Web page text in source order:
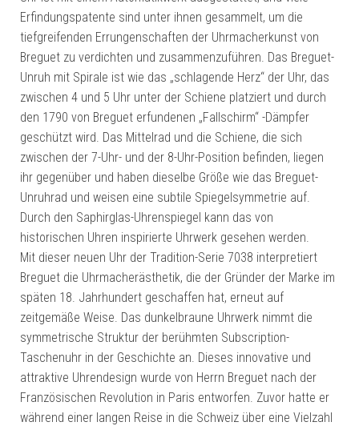
Erfindungspatente sind unter ihnen gesammelt, um die
tiefgreifenden Errungenschaften der Uhrmacherkunst von
Breguet zu verdichten und zusammenzuführen. Das Breguet-
Unruh mit Spirale ist wie das „schlagende Herz“ der Uhr, das
zwischen 4 und 5 Uhr unter der Schiene platziert und durch
den 1790 von Breguet erfundenen „Fallschirm“ -Dämpfer
geschützt wird. Das Mittelrad und die Schiene, die sich
zwischen der 7-Uhr- und der 8-Uhr-Position befinden, liegen
ihr gegenüber und haben dieselbe Größe wie das Breguet-
Unruhrad und weisen eine subtile Spiegelsymmetrie auf.
Durch den Saphirglas-Uhrenspiegel kann das von
historischen Uhren inspirierte Uhrwerk gesehen werden.
Mit dieser neuen Uhr der Tradition-Serie 7038 interpretiert
Breguet die Uhrmacherästhetik, die der Gründer der Marke im
späten 18. Jahrhundert geschaffen hat, erneut auf
zeitgemäße Weise. Das dunkelbraune Uhrwerk nimmt die
symmetrische Struktur der berühmten Subscription-
Taschenuhr in der Geschichte an. Dieses innovative und
attraktive Uhrendesign wurde von Herrn Breguet nach der
Französischen Revolution in Paris entworfen. Zuvor hatte er
während einer langen Reise in die Schweiz über eine Vielzahl